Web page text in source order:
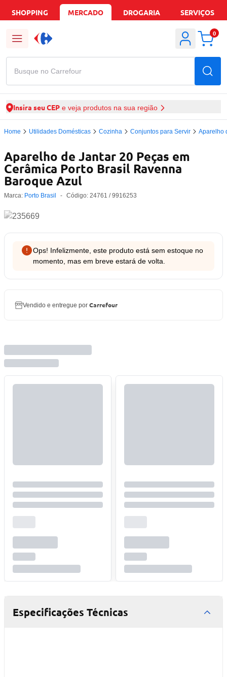
SHOPPING MERCADO DROGARIA SERVIÇOS
Busque no Carrefour
0
Insira seu CEP e veja produtos na sua região
Home Utilidades Domésticas Cozinha Conjuntos para Servir Aparelho
Aparelho de Jantar 20 Peças em
Cerâmica Porto Brasil Ravenna
Baroque Azul
Marca: Porto Brasil - Código: 24761 / 9916253
Ops! Infelizmente, este produto está sem estoque no
momento, mas em breve estará de volta.
Vendido e entregue por Carrefour
Especificações Técnicas